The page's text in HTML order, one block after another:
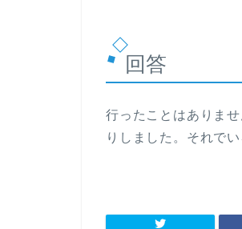
回答
行ったことはありま
りしました。それで